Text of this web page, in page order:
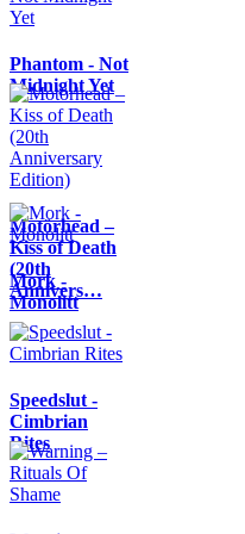
Phantom - Not
Midnight Yet
Motörhead –
Kiss of Death
(20th
Annivers…
Mork -
Monolitt
Speedslut -
Cimbrian
Rites